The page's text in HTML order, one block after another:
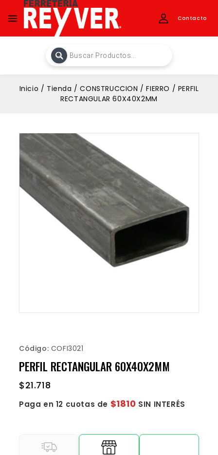
Contacto
Inicio / Tienda / CONSTRUCCION / FIERRO / PERFIL
RECTANGULAR 60X40X2MM
Código: COFI3021
PERFIL RECTANGULAR 60X40X2MM
$21.718
Paga en 12 cuotas de $1810 SIN INTERÉS